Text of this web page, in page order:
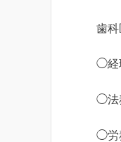
歯科
◯経
◯法
◯労